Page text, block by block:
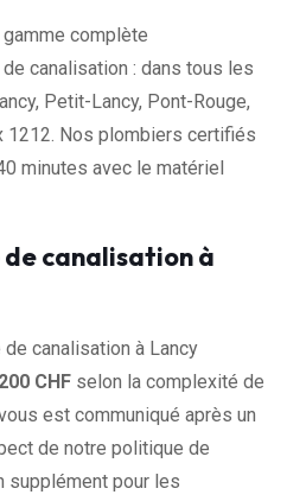
complète
canalisation : dans tous les
Petit-Lancy, Pont-Rouge,
1212. Nos plombiers certifiés
minutes avec le matériel
canalisation à
canalisation à Lancy
CHF selon la complexité de
est communiqué après un
de notre politique de
supplément pour les